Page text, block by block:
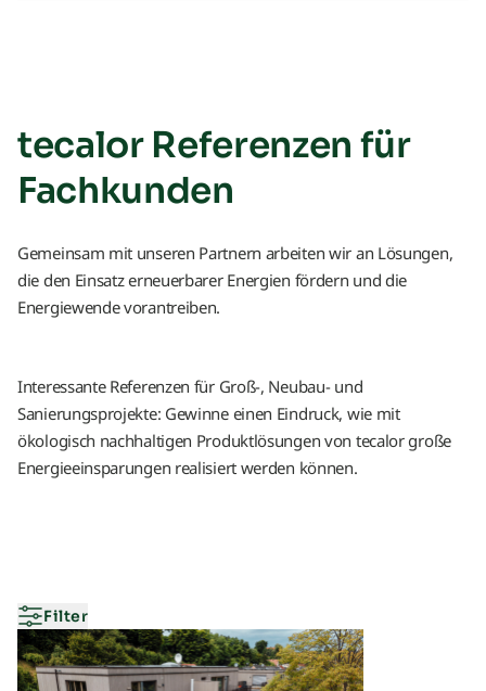
tecalor Referenzen für
Fachkunden
Gemeinsam mit unseren Partnern arbeiten wir an Lösungen,
die den Einsatz erneuerbarer Energien fördern und die
Energiewende vorantreiben.
Interessante Referenzen für Groß-, Neubau- und
Sanierungsprojekte: Gewinne einen Eindruck, wie mit
ökologisch nachhaltigen Produktlösungen von tecalor große
Energieeinsparungen realisiert werden können.
Filter